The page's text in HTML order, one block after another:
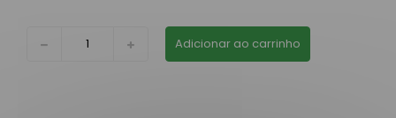
Adicionar ao carrinho